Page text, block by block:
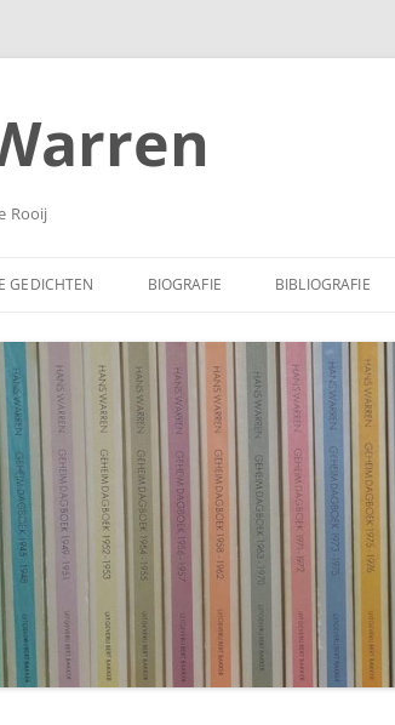
Rooij
GEDICHTEN BIOGRAFIE BIBLIOGRAFIE